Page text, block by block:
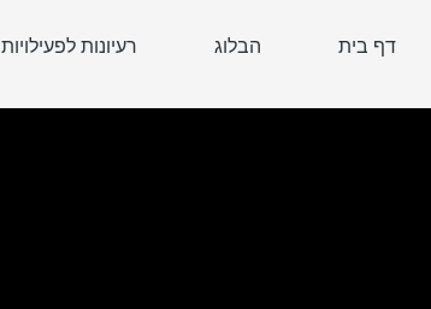
דף בית הבלוג רעיונות לפעילויות